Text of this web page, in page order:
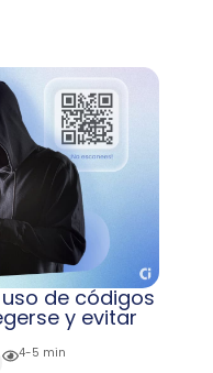
de códigos
y evitar
4-5 min